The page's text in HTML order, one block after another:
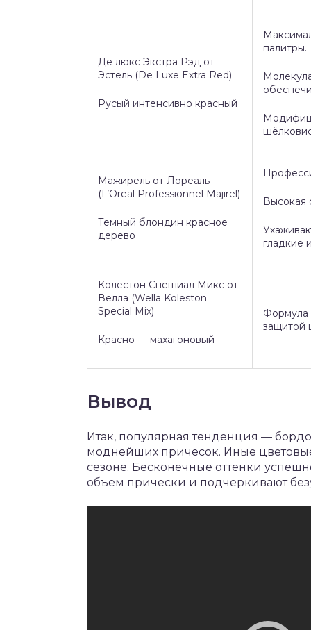
Де люкс Экстра Рэд от
Эстель (De Luxe Extra Red)
Русый интенсивно красный
палитры.
Мажирель от Лореаль
(L’Oreal Professionnel Majirel)
Темный блондин красное
дерево
Высокая
гладкие
Колестон Спешиал Микс от
Велла (Wella Koleston
Special Mix)
Красно — махагоновый
Формула
защитой
Вывод
Итак, популярная тенденция —
моднейших причесок. Иные
сезоне. Бесконечные оттенки
объем прически и подчеркивают